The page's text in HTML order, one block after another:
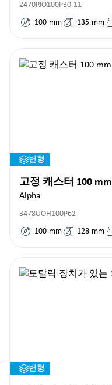
2470PJO100P30-11
100 mm 135 mm
변형
고정 캐스터 100 mm
Alpha
3478UOH100P62
100 mm 128 mm
변형